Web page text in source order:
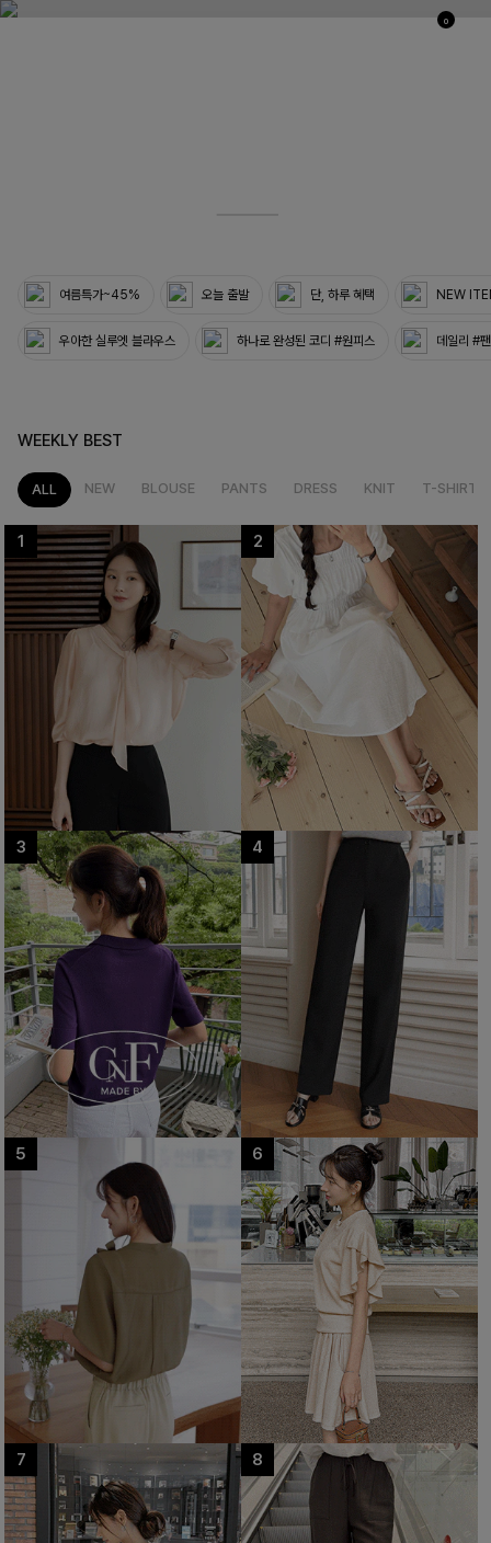
0
여름특가~45% 오늘 출발 단, 하루 혜택 NEW
우아한 실루엣 블라우스 하나로 완성된 코디 #원피스 데일리 #
WEEKLY BEST
ALL NEW BLOUSE PANTS DRESS KNIT T-SHIRT